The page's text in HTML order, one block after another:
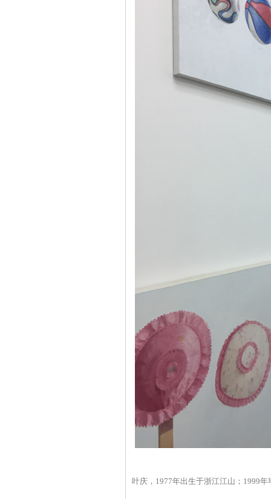
叶庆，1977年出生于浙江江山；1999